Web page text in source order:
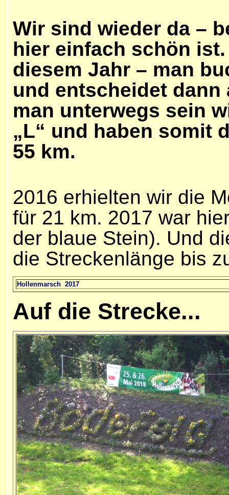
Wir sind wieder da –
hier einfach schön
diesem Jahr – man
und entscheidet dann
man unterwegs sein
„L“ und haben somit
55 km.
2016 erhielten wir die
für 21 km. 2017 war
der blaue Stein). Und
die Streckenlänge bis
Hollenmarsch 2017
Auf die Strecke...